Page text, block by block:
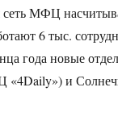
МФЦ
6 тыс.
года новые
и